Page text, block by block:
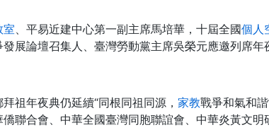
室、平易近建中心第一副主席馬培華，十屆全國個人
展論壇召集人、臺灣勞動黨主席吳榮元應邀列席年
拜祖年夜典仍延續“同根同祖同源， 家教戰爭和氣和諧
聯合會、中華全國臺灣同胞聯誼會、中華炎黃文